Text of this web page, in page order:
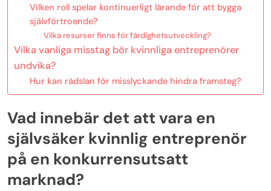
Vilken roll spelar kontinuerligt lärande för att bygga
självförtroende?
Vilka resurser finns för färdighetsutveckling?
Vilka vanliga misstag bör kvinnliga entreprenörer
undvika?
Hur kan rädslan för misslyckande hindra framsteg?
Vad innebär det att vara en
självsäker kvinnlig entreprenör
på en konkurrensutsatt
marknad?